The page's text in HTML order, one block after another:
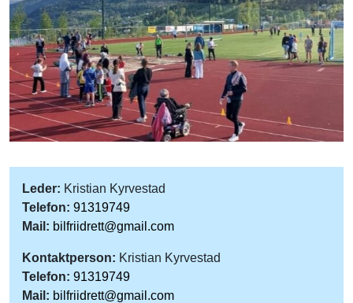
Leder: Kristian Kyrvestad
Telefon: 91319749
Mail: bilfriidrett@gmail.com
Kontaktperson: Kristian Kyrvestad
Telefon: 91319749
Mail: bilfriidrett@gmail.com